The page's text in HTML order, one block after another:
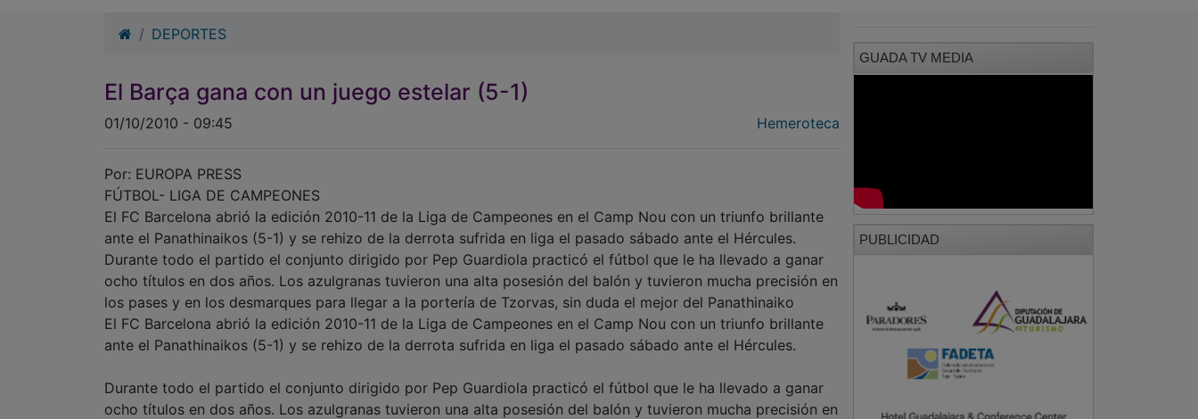
DEPORTES
El Barça gana con un juego estelar (5-1)
01/10/2010 - 09:45 Hemeroteca
Por: EUROPA PRESS
FÚTBOL- LIGA DE CAMPEONES
El FC Barcelona abrió la edición 2010-11 de la Liga de Campeones en el Camp Nou con un triunfo brillante
ante el Panathinaikos (5-1) y se rehizo de la derrota sufrida en liga el pasado sábado ante el Hércules.
Durante todo el partido el conjunto dirigido por Pep Guardiola practicó el fútbol que le ha llevado a ganar
ocho títulos en dos años. Los azulgranas tuvieron una alta posesión del balón y tuvieron mucha precisión en
los pases y en los desmarques para llegar a la portería de Tzorvas, sin duda el mejor del Panathinaiko
El FC Barcelona abrió la edición 2010-11 de la Liga de Campeones en el Camp Nou con un triunfo brillante
ante el Panathinaikos (5-1) y se rehizo de la derrota sufrida en liga el pasado sábado ante el Hércules.
Durante todo el partido el conjunto dirigido por Pep Guardiola practicó el fútbol que le ha llevado a ganar
ocho títulos en dos años. Los azulgranas tuvieron una alta posesión del balón y tuvieron mucha precisión en
GUADA TV MEDIA
PUBLICIDAD